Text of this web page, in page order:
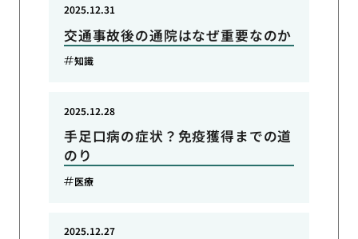
交通事故後の通院はなぜ重要なのか
2025.12.31
知識
手足口病の症状？免疫獲得までの道
のり
2025.12.28
医療
2025.12.27